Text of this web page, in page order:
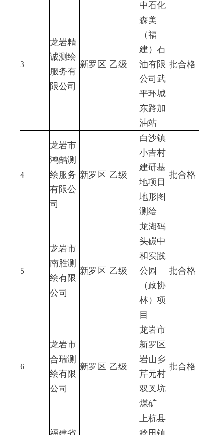
3
龙岩精
诚测绘
服务有
限公司
新罗区 乙级
中石化
森美
（福
建）石
油有限
公司武
平环城
东路加
油站
批合格
4
龙岩市
鸿鹄测
绘服务
有限公
司
新罗区 乙级
白沙镇
小吉村
建研基
地项目
地形图
测绘
批合格
5
龙岩市
南胜测
绘有限
公司
新罗区 乙级
龙湖码
头碳中
和实践
公园
（政协
林）项
目
批合格
6
龙岩市
合瑞测
绘有限
公司
新罗区 乙级
龙岩市
新罗区
岩山乡
芹元村
双叉坑
煤矿
批合格
福建省
上杭县
稔田镇